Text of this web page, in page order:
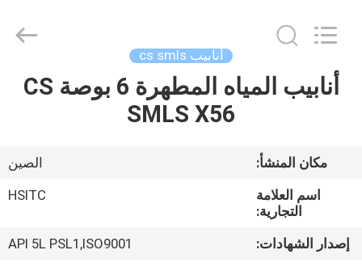
المنزل
حولنا
جولة
Co.,Ltd.
Developed
أنابيب cs smls
أنابيب المياه المطهرة 6 بوصة CS
SMLS X56
مكان المنشأ:
الصين
اسم العلامة
التجارية:
HSITC
إصدار الشهادات:
API 5L PSL1,ISO9001